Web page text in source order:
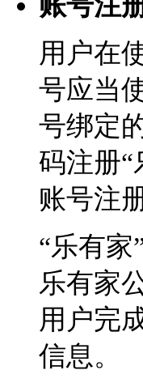
用户在
号应当
号绑定
码注册
账号注
“乐有
乐有家
用户完
信息。